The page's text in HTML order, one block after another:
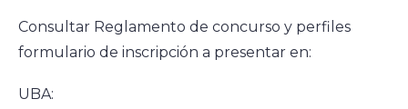
Consultar Reglamento de concurso y perfiles
formulario de inscripción a presentar en:
UBA: